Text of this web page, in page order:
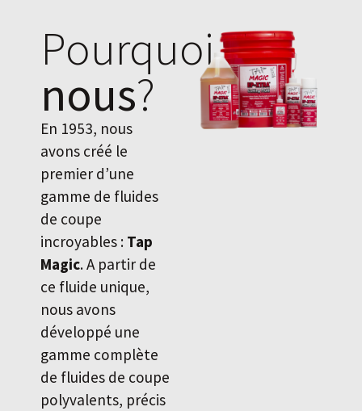
Pourquoi
nous?
En 1953, nous
avons créé le
premier d’une
gamme de fluides
de coupe
incroyables : Tap
Magic. A partir de
ce fluide unique,
nous avons
développé une
gamme complète
de fluides de coupe
polyvalents, précis